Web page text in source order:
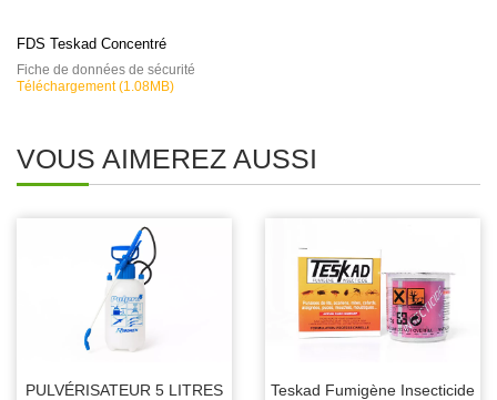
FDS Teskad Concentré
Fiche de données de sécurité
Téléchargement (1.08MB)
VOUS AIMEREZ AUSSI
PULVÉRISATEUR 5 LITRES
Teskad Fumigène Insecticide